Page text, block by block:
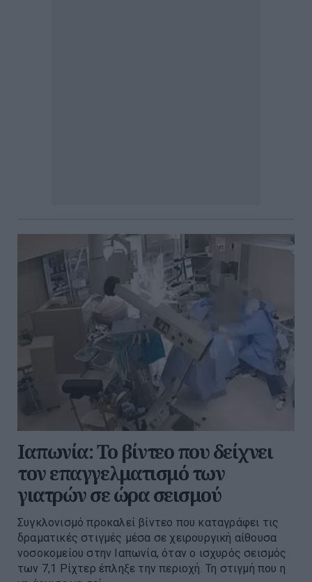
Ιαπωνία: Το βίντεο που δείχνει
τον επαγγελματισμό των
γιατρών σε ώρα σεισμού
Συγκλονισμό προκαλεί βίντεο που καταγράφει τις
δραματικές στιγμές μέσα σε χειρουργική αίθουσα
νοσοκομείου στην Ιαπωνία, όταν ο ισχυρός σεισμός
των 7,1 Ρίχτερ έπληξε την περιοχή. Τη στιγμή που η